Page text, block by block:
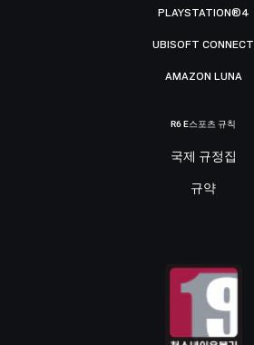
PLAYSTATION®4
UBISOFT CONNECT
AMAZON LUNA
R6 E스포츠 규칙
국제 규정집
규약